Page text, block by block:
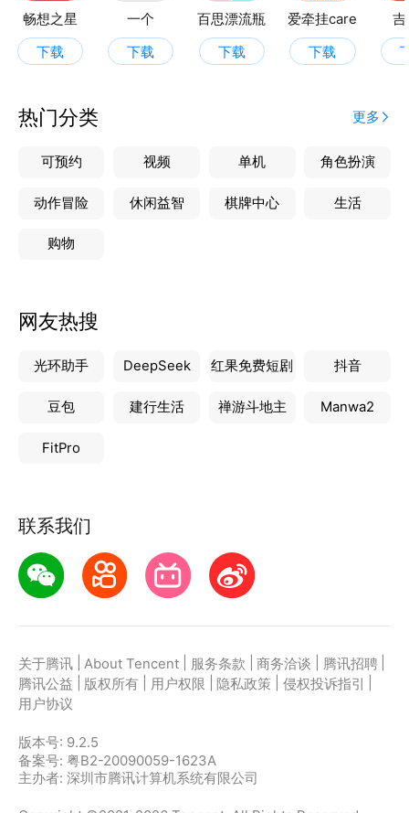
力优化作者社区，为广大作者提供含作品出版在内的在
线服务。
【有声书】部分有声书上架，欢迎随时随地畅听图书。
畅想之星
下载
一个
下载
百思漂流瓶
下载
爱牵挂care
下载
热门分类 更多
可预约 视频 单机 角色扮演
动作冒险 休闲益智 棋牌中心 生活
购物
网友热搜
光环助手 DeepSeek 红果免费短剧 抖音
豆包 建行生活 禅游斗地主 Manwa2
FitPro
联系我们
关于腾讯 About Tencent 服务条款 商务洽谈 腾讯招聘
腾讯公益
版权所有 用户权限 隐私政策 侵权投诉指引
用户协议
版本号: 9.2.5
备案号: 粤B2-20090059-1623A
主办者: 深圳市腾讯计算机系统有限公司